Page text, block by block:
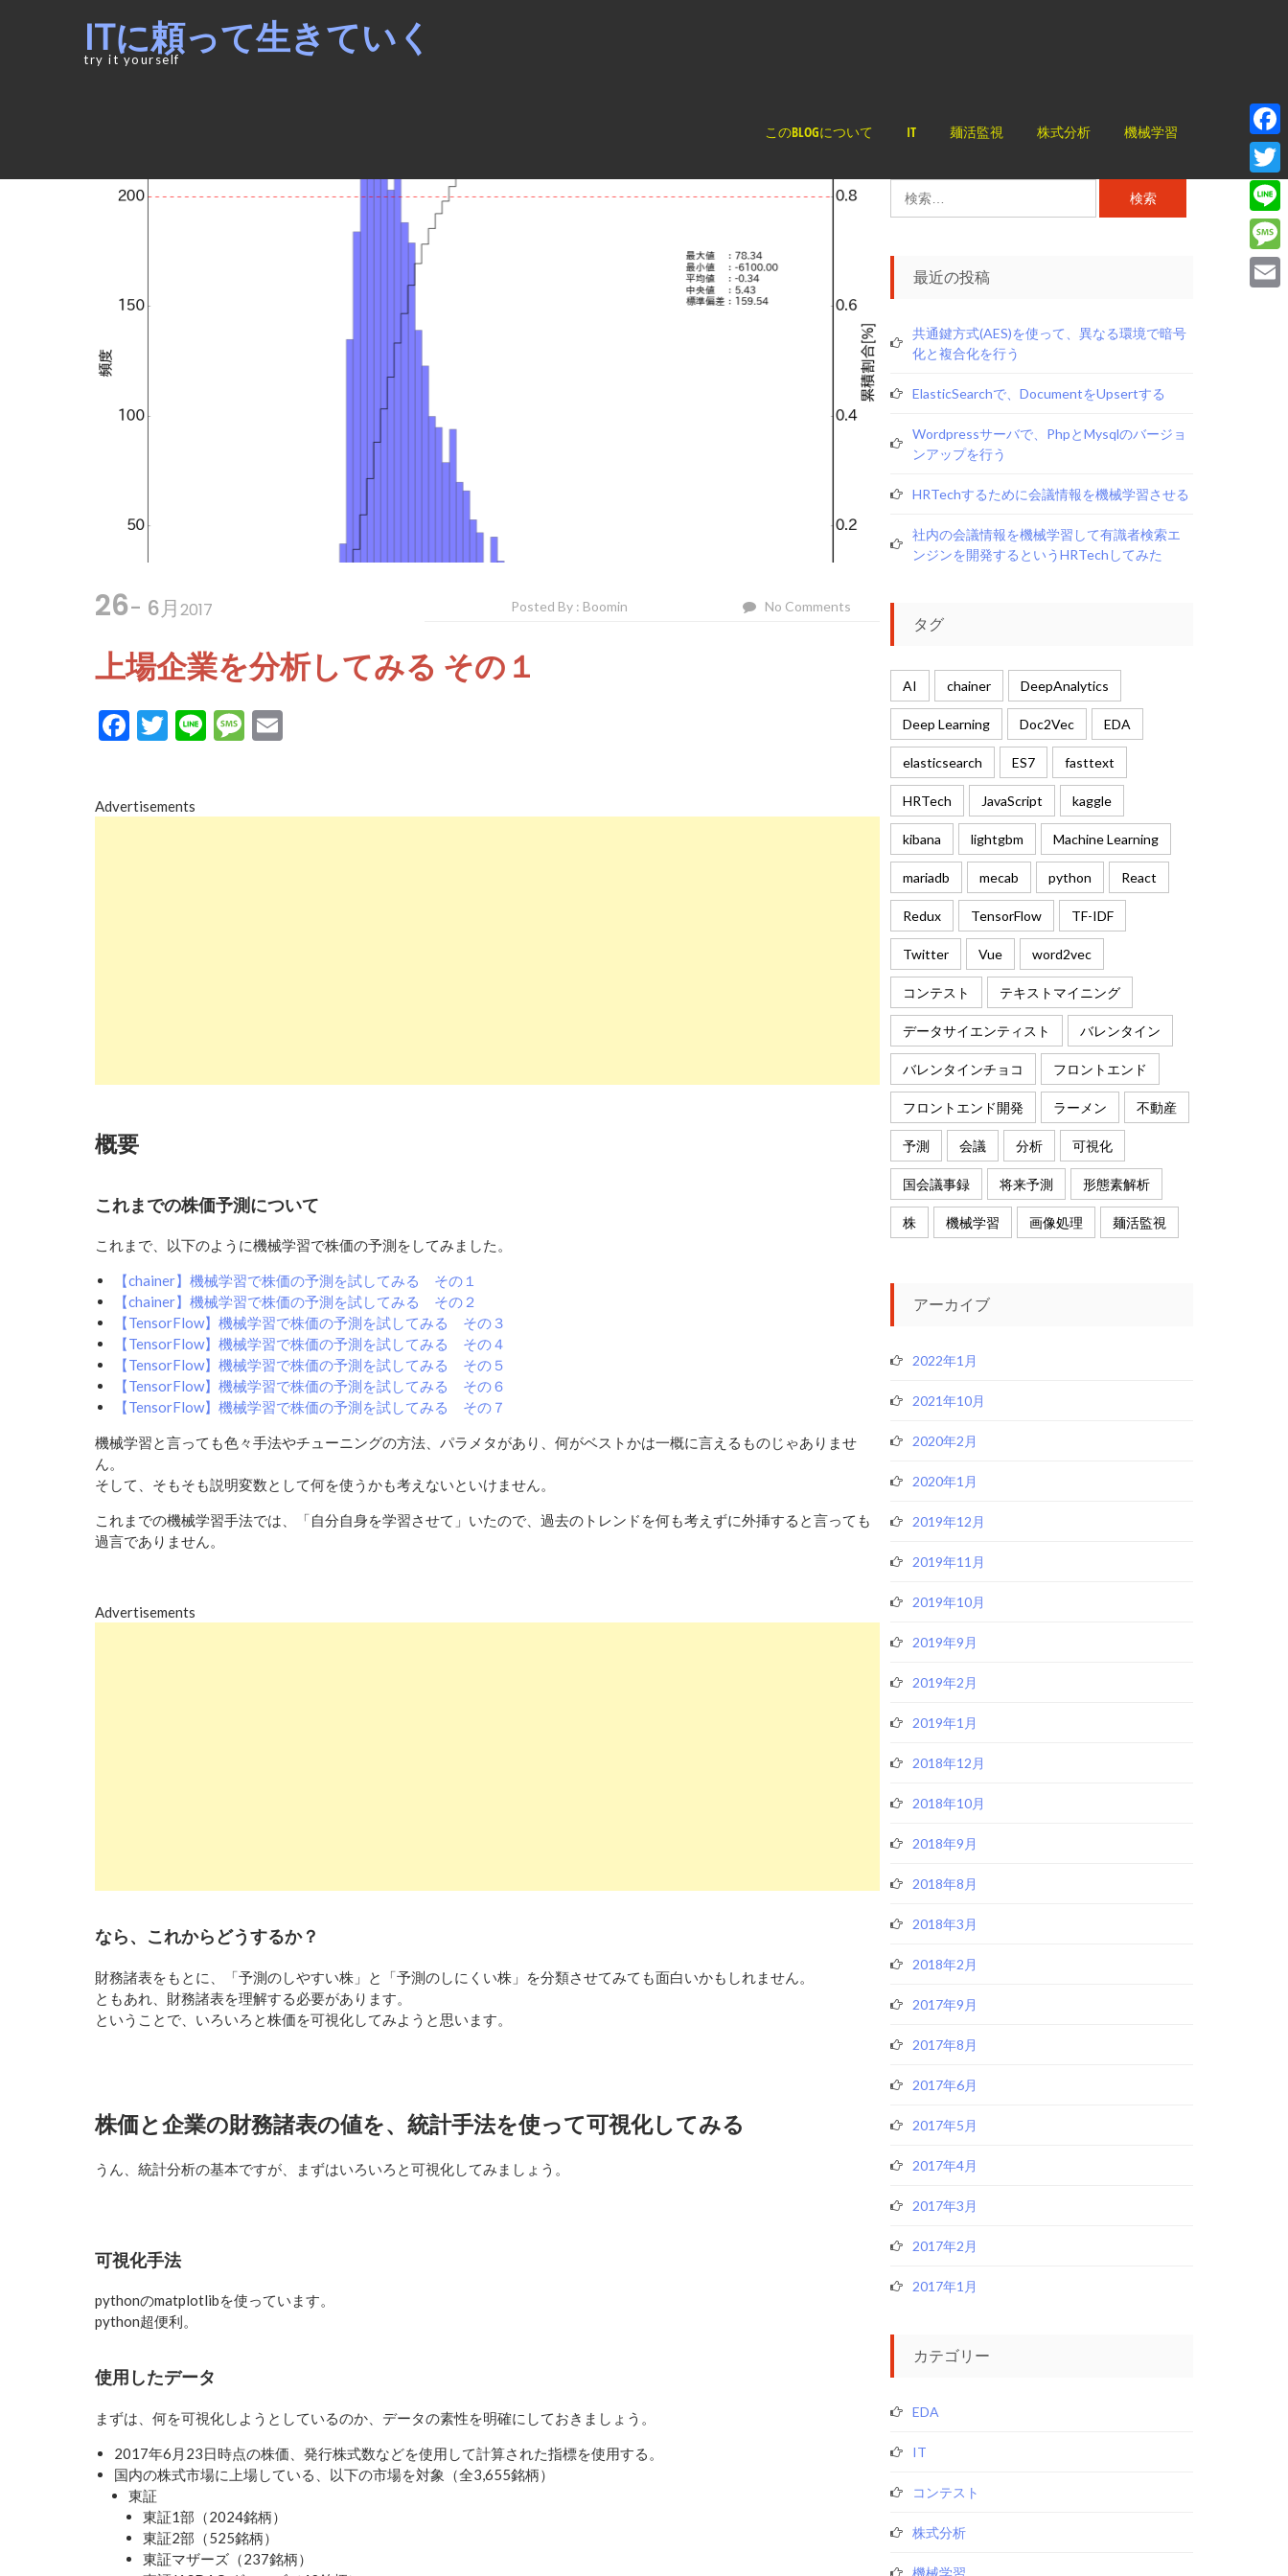
ITに頼って生きていく
try it yourself
このBLOGについて IT 麺活監視 株式分析 機械学習
26- 6月2017 Posted By : Boomin No Comments
上場企業を分析してみる その１
Facebook
Twitter
LineMessage
Email
Advertisements
概要
これまでの株価予測について
これまで、以下のように機械学習で株価の予測をしてみました。
【chainer】機械学習で株価の予測を試してみる その１
【chainer】機械学習で株価の予測を試してみる その２
【TensorFlow】機械学習で株価の予測を試してみる その３
【TensorFlow】機械学習で株価の予測を試してみる その４
【TensorFlow】機械学習で株価の予測を試してみる その５
【TensorFlow】機械学習で株価の予測を試してみる その６
【TensorFlow】機械学習で株価の予測を試してみる その７
機械学習と言っても色々手法やチューニングの方法、パラメタがあり、何がベストかは一概に言えるものじゃありませ
ん。
そして、そもそも説明変数として何を使うかも考えないといけません。
これまでの機械学習手法では、「自分自身を学習させて」いたので、過去のトレンドを何も考えずに外挿すると言っても
過言でありません。
Advertisements
なら、これからどうするか？
財務諸表をもとに、「予測のしやすい株」と「予測のしにくい株」を分類させてみても面白いかもしれません。
ともあれ、財務諸表を理解する必要があります。
ということで、いろいろと株価を可視化してみようと思います。
株価と企業の財務諸表の値を、統計手法を使って可視化してみる
うん、統計分析の基本ですが、まずはいろいろと可視化してみましょう。
可視化手法
pythonのmatplotlibを使っています。
python超便利。
使用したデータ
まずは、何を可視化しようとしているのか、データの素性を明確にしておきましょう。
2017年6月23日時点の株価、発行株式数などを使用して計算された指標を使用する。
国内の株式市場に上場している、以下の市場を対象（全3,655銘柄）
東証
東証1部（2024銘柄）
東証2部（525銘柄）
東証マザーズ（237銘柄）
索:
最近の投稿
共通鍵方式(AES)を使って、異なる環境で暗号
化と複合化を行う
ElasticSearchで、documentをupsertする
Wordpressサーバで、phpとmysqlのバージョ
ンアップを行う
HRTechするために会議情報を機械学習させる
社内の会議情報を機械学習して有識者検索エ
ンジンを開発するというHRTechしてみた
タグ
AI chainer DeepAnalytics
Deep Learning Doc2Vec EDA
elasticsearch ES7 fasttext
HRTech JavaScript kaggle
kibana lightgbm Machine Learning
mariadb mecab python React
Redux TensorFlow TF-IDF
Twitter Vue word2vec
コンテスト テキストマイニング
データサイエンティスト バレンタイン
バレンタインチョコ フロントエンド
フロントエンド開発 ラーメン 不動産
予測 会議 分析 可視化
国会議事録 将来予測 形態素解析
株 機械学習 画像処理 麺活監視
アーカイブ
2022年1月
2021年10月
2020年2月
2020年1月
2019年12月
2019年11月
2019年10月
2019年9月
2019年2月
2019年1月
2018年12月
2018年10月
2018年9月
2018年8月
2018年3月
2018年2月
2017年9月
2017年8月
2017年6月
2017年5月
2017年4月
2017年3月
2017年2月
2017年1月
カテゴリー
EDA
IT
コンテスト
株式分析
機械学習
Line